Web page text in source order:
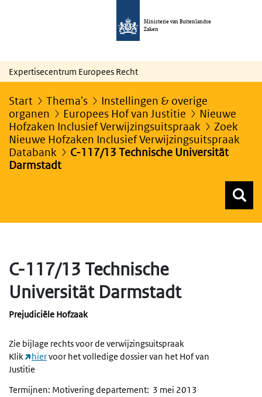
Ministerie van Buitenlandse
Zaken
Expertisecentrum Europees Recht
Start Thema's
Instellingen & overige
organen
Europees Hof van Justitie
Nieuwe
Hofzaken Inclusief Verwijzingsuitspraak
Zoek
Nieuwe Hofzaken Inclusief Verwijzingsuitspraak
Databank
C-117/13 Technische Universität
Darmstadt
C-117/13 Technische
Universität Darmstadt
Prejudiciële Hofzaak
Zie bijlage rechts voor de verwijzingsuitspraak
Klik
hiervoor het volledige dossier van het Hof van
Justitie
Termijnen: Motivering departement: 3 mei 2013